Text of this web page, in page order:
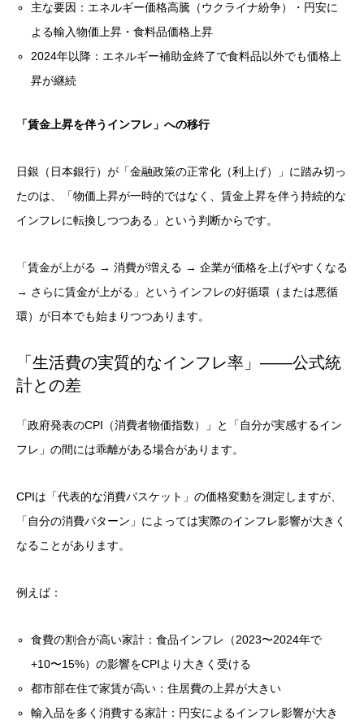
主な要因：エネルギー価格高騰（ウクライナ紛争）・円安に
よる輸入物価上昇・食料品価格上昇
2024年以降：エネルギー補助金終了で食料品以外でも価格上
昇が継続
「賃金上昇を伴うインフレ」への移行
日銀（日本銀行）が「金融政策の正常化（利上げ）」に踏み切っ
たのは、「物価上昇が一時的ではなく、賃金上昇を伴う持続的な
インフレに転換しつつある」という判断からです。
「賃金が上がる → 消費が増える → 企業が価格を上げやすくなる
→ さらに賃金が上がる」というインフレの好循環（または悪循
環）が日本でも始まりつつあります。
「生活費の実質的なインフレ率」——公式統
計との差
「政府発表のCPI（消費者物価指数）」と「自分が実感するイン
フレ」の間には乖離がある場合があります。
CPIは「代表的な消費バスケット」の価格変動を測定しますが、
「自分の消費パターン」によっては実際のインフレ影響が大きく
なることがあります。
例えば：
食費の割合が高い家計：食品インフレ（2023〜2024年で
+10〜15%）の影響をCPIより大きく受ける
都市部在住で家賃が高い：住居費の上昇が大きい
輸入品を多く消費する家計：円安によるインフレ影響が大き